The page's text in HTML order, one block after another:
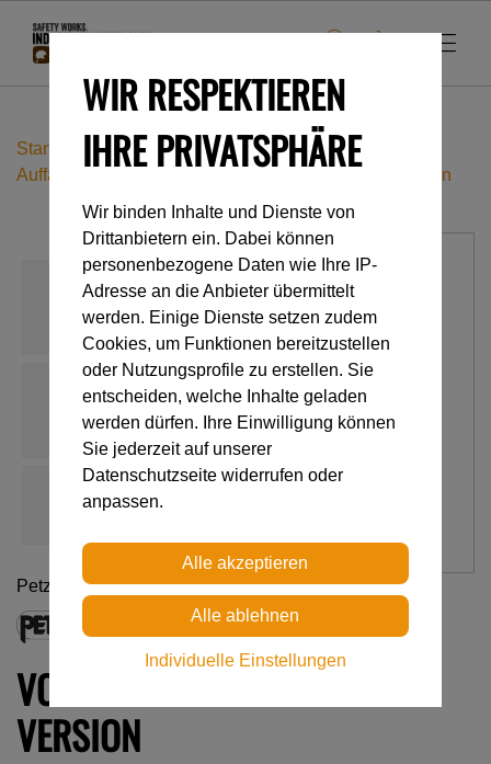
Startseite Industrieklettern
Gurte
Auffang- und Haltegurte
VOLT® internationale Version
Petzl
VOLT® INTERNATIONALE
VERSION
WIR RESPEKTIEREN
IHRE PRIVATSPHÄRE
Wir binden Inhalte und Dienste von
Drittanbietern ein. Dabei können
personenbezogene Daten wie Ihre IP-
Adresse an die Anbieter übermittelt
werden. Einige Dienste setzen zudem
Cookies, um Funktionen bereitzustellen
oder Nutzungsprofile zu erstellen. Sie
entscheiden, welche Inhalte geladen
werden dürfen. Ihre Einwilligung können
Sie jederzeit auf unserer
Datenschutzseite widerrufen oder
anpassen.
Individuelle Einstellungen